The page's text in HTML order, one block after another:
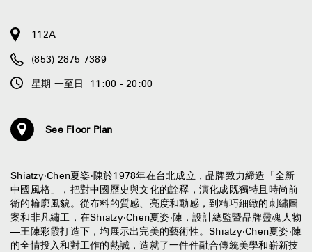
112A
(853) 2875 7389
星期 一至日 11:00 - 20:00
See Floor Plan
Shiatzy‧Chen夏姿‧陳於1978年在台北成立，品牌致力締造「全新
中國風格」，把對中國歷史與文化的詮釋，演化成既獨特且時尚前
衛的輪廓風貌。從布料的質感、亮度和動感，到精巧細緻的刺繡圖
案和非凡繡工，在Shiatzy‧Chen夏姿‧陳，設計總監暨品牌靈魂人物
—王陳彩霞打造下，均展示出完美的藝術性。Shiatzy‧Chen夏姿‧陳
的全情投入和對工作的熱誠，造就了一件件融合傳統美學和嶄新技